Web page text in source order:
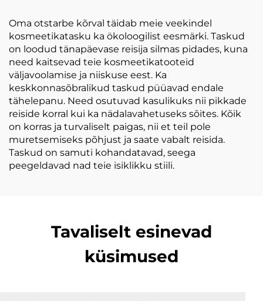
Oma otstarbe kõrval täidab meie veekindel
kosmeetikatasku ka ökoloogilist eesmärki. Taskud
on loodud tänapäevase reisija silmas pidades, kuna
need kaitsevad teie kosmeetikatooteid
väljavoolamise ja niiskuse eest. Ka
keskkonnasõbralikud taskud püüavad endale
tähelepanu. Need osutuvad kasulikuks nii pikkade
reiside korral kui ka nädalavahetuseks sõites. Kõik
on korras ja turvaliselt paigas, nii et teil pole
muretsemiseks põhjust ja saate vabalt reisida.
Taskud on samuti kohandatavad, seega
peegeldavad nad teie isiklikku stiili.
Tavaliselt esinevad
küsimused